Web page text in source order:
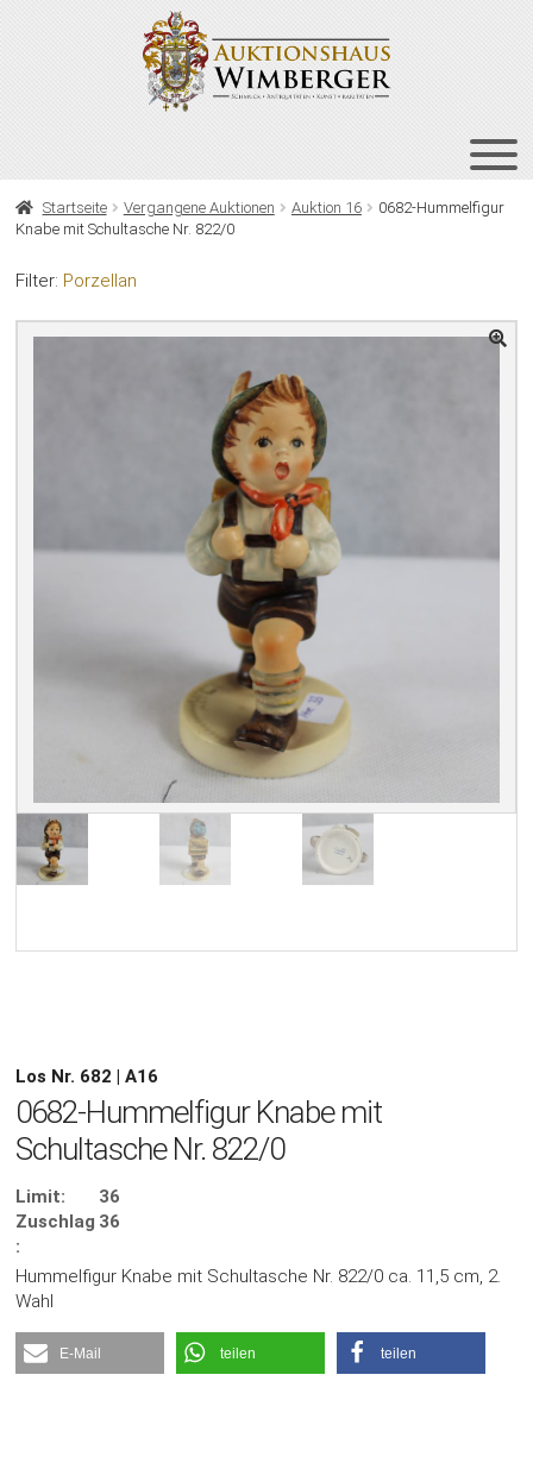
HOME
Startseite Vergangene Auktionen Auktion 16
0682-Hummelfigur
Knabe mit Schultasche Nr. 822/0
Filter: Porzellan
Los Nr. 682 | A16
0682-Hummelfigur Knabe mit
Schultasche Nr. 822/0
Limit:
36
Zuschlag
:
36
Hummelfigur Knabe mit Schultasche Nr. 822/0 ca. 11,5 cm, 2.
Wahl
E-Mail teilen teilen